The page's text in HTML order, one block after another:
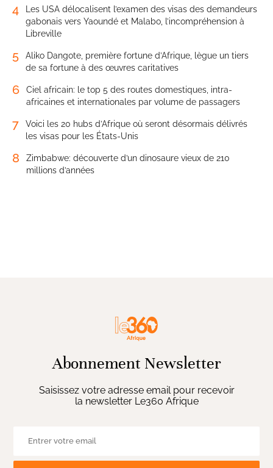
4
Les USA délocalisent l’examen des visas des demandeurs
gabonais vers Yaoundé et Malabo, l’incompréhension à
Libreville
5
Aliko Dangote, première fortune d’Afrique, lègue un tiers
de sa fortune à des œuvres caritatives
6
Ciel africain: le top 5 des routes domestiques, intra-
africaines et internationales par volume de passagers
7
Voici les 20 hubs d’Afrique où seront désormais délivrés
les visas pour les États-Unis
8
Zimbabwe: découverte d’un dinosaure vieux de 210
millions d’années
Abonnement Newsletter
Saisissez votre adresse email pour recevoir
la newsletter Le360 Afrique